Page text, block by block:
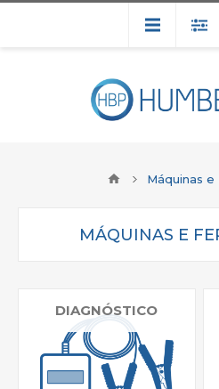
Máquinas
MÁQUINAS E
DIAGNÓSTICO